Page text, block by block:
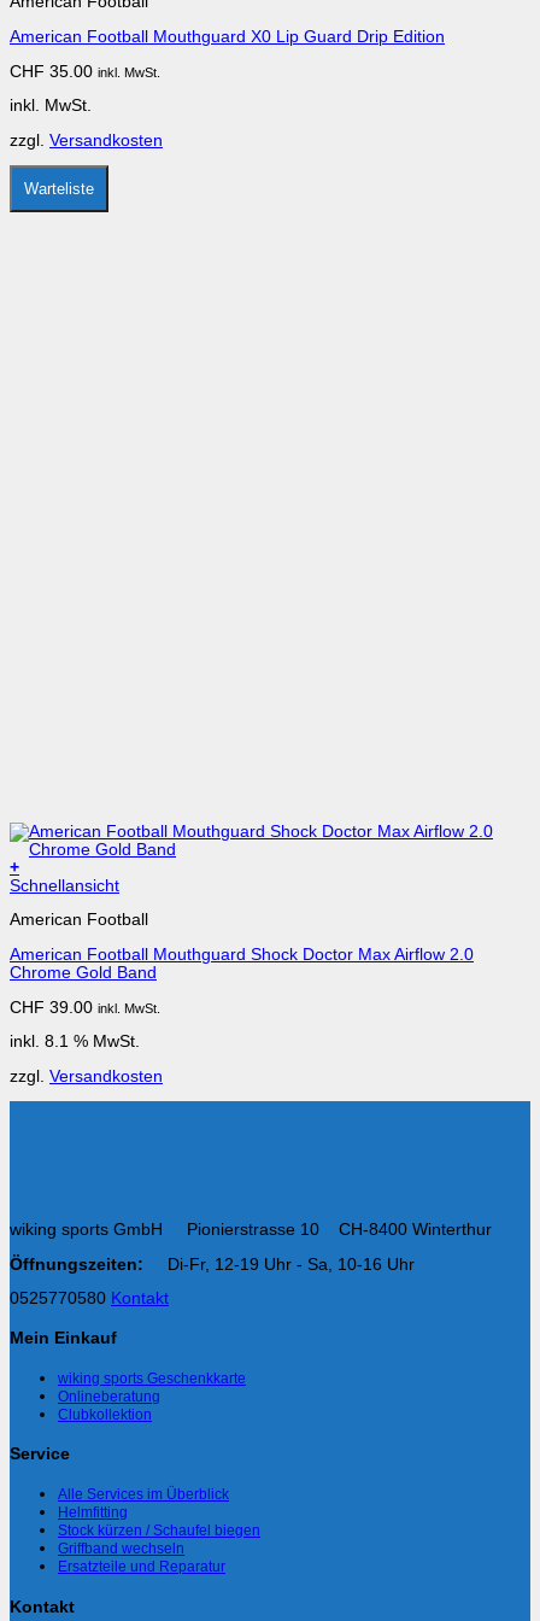
auf.
Optionen
auf
Produktseite
gewählt
werden
American Football Mouthguard X0 Lip Guard Drip Edition
CHF 35.00 inkl. MwSt.
inkl. MwSt.
zzgl. Versandkosten
Warteliste
+
Schnellansicht
American Football
American Football Mouthguard Shock Doctor Max Airflow 2.0
Chrome Gold Band
CHF 39.00 inkl. MwSt.
inkl. 8.1 % MwSt.
zzgl. Versandkosten
wiking sports GmbH Pionierstrasse 10 CH-8400 Winterthur
Öffnungszeiten: Di-Fr, 12-19 Uhr - Sa, 10-16 Uhr
0525770580 Kontakt
Mein Einkauf
wiking sports Geschenkkarte
Onlineberatung
Clubkollektion
Service
Alle Services im Überblick
Helmfitting
Stock kürzen / Schaufel biegen
Griffband wechseln
Ersatzteile und Reparatur
Kontakt